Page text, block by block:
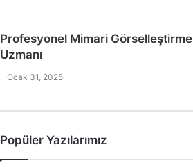
Profesyonel Mimari Görselleştirme
Uzmanı
Ocak 31, 2025
Popüler Yazılarımız